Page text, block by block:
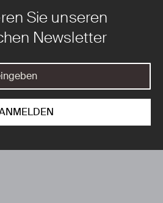
Sie unseren
Newsletter